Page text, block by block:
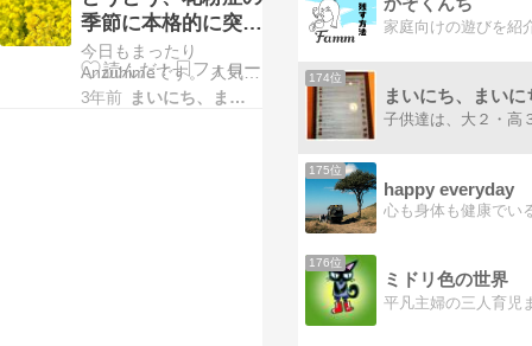
たものなどを捨てて、
今使うもの必要なもの
だけ…
くださると順位が上が
り励みになります。 ↓ ↓
↓ ↓ ↓ ↓ 人気ブログラン
キングへにほんブログ
村 年末に冷蔵庫の大掃
季節に本格的に突入
した様です。早めの
予防が大事ですね。
今日もまったり
Anzuhimeです。 人気ブ
ログランキングに 参加
3年前 まいにち、まいにち。。。
家庭向けの遊びを紹
174位
まいにち、まいに
175位
happy everyday
176位
ミドリ色の世界